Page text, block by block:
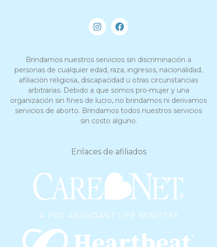
Brindamos nuestros servicios sin discriminación a
personas de cualquier edad, raza, ingresos, nacionalidad,
afiliación religiosa, discapacidad u otras circunstancias
arbitrarias. Debido a que somos pro-mujer y una
organización sin fines de lucro, no brindamos ni derivamos
servicios de aborto. Brindamos todos nuestros servicios
sin costo alguno.
Enlaces de afiliados